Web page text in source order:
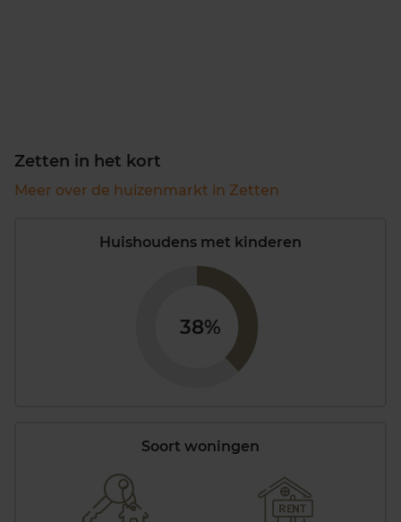
Zetten in het kort
Meer over de huizenmarkt in Zetten
Huishoudens met kinderen
38%
Soort woningen